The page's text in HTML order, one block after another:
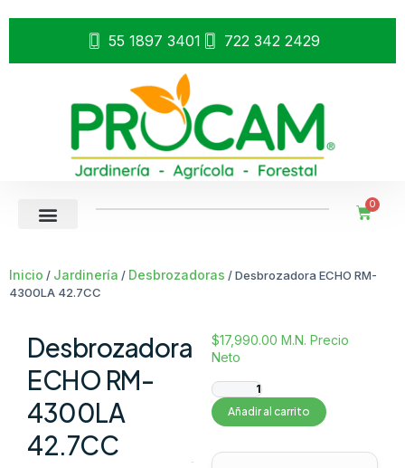
55 1897 3401 722 342 2429
0
Inicio / Jardinería / Desbrozadoras / Desbrozadora ECHO RM-
4300LA 42.7CC
Desbrozadora
ECHO RM-
4300LA
42.7CC
$17,990.00 M.N. Precio
Neto
Añadir al carrito